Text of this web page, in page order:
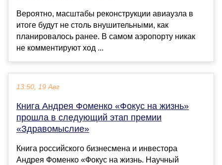
Вероятно, масштабы реконструкции авиаузла в
итоге будут не столь внушительными, как
планировалось ранее. В самом аэропорту никак
не комментируют ход ...
13:50, 19 Авг
Книга Андрея Фоменко «Фокус на жизнь»
прошла в следующий этап премии
«Здравомыслие»
Книга российского бизнесмена и инвестора
Андрея Фоменко «Фокус на жизнь. Научный